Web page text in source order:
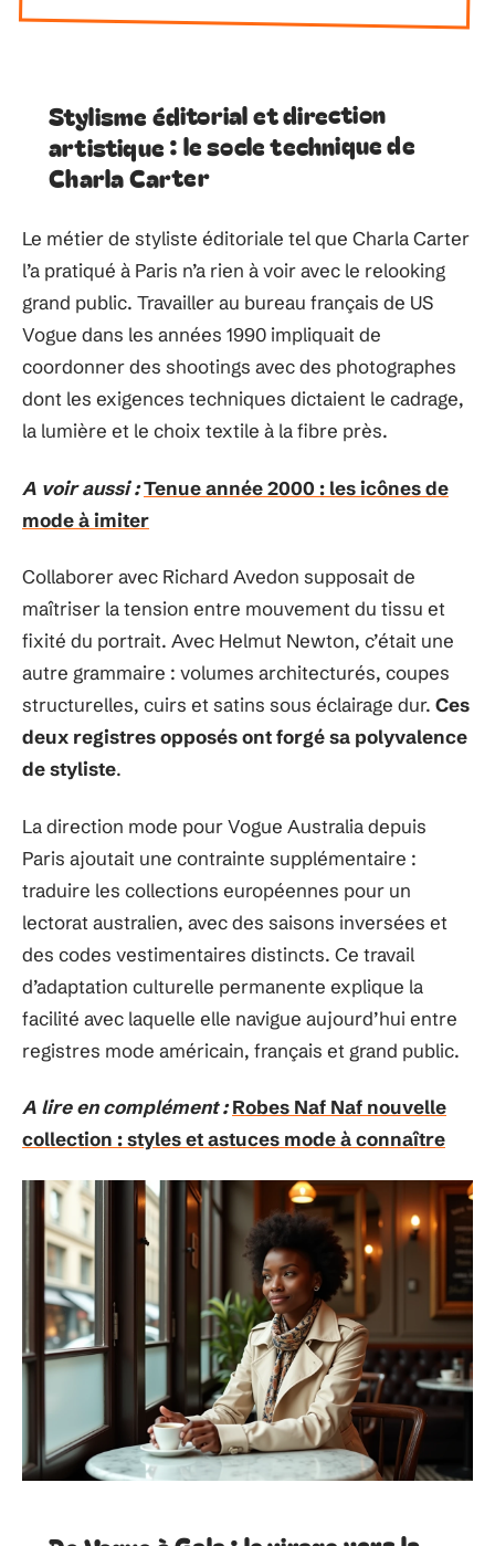
Stylisme éditorial et direction
artistique : le socle technique de
Charla Carter
Le métier de styliste éditoriale tel que Charla Carter
l’a pratiqué à Paris n’a rien à voir avec le relooking
grand public. Travailler au bureau français de US
Vogue dans les années 1990 impliquait de
coordonner des shootings avec des photographes
dont les exigences techniques dictaient le cadrage,
la lumière et le choix textile à la fibre près.
A voir aussi :Tenue année 2000 : les icônes de
mode à imiter
Collaborer avec Richard Avedon supposait de
maîtriser la tension entre mouvement du tissu et
fixité du portrait. Avec Helmut Newton, c’était une
autre grammaire : volumes architecturés, coupes
structurelles, cuirs et satins sous éclairage dur. Ces
deux registres opposés ont forgé sa polyvalence
de styliste.
La direction mode pour Vogue Australia depuis
Paris ajoutait une contrainte supplémentaire :
traduire les collections européennes pour un
lectorat australien, avec des saisons inversées et
des codes vestimentaires distincts. Ce travail
d’adaptation culturelle permanente explique la
facilité avec laquelle elle navigue aujourd’hui entre
registres mode américain, français et grand public.
A lire en complément : Robes Naf Naf nouvelle
collection : styles et astuces mode à connaître